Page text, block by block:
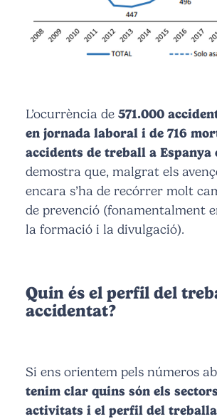
L’ocurrència de 571.000
en jornada laboral i de 716
accidents de treball a Espanya
demostra que, malgrat els
encara s’ha de recórrer molt
de prevenció (fonamentalment
la formació i la divulgació).
Quin és el perfil del
accidentat?
Si ens orientem pels números
tenim clar quins són els
activitats i el perfil del